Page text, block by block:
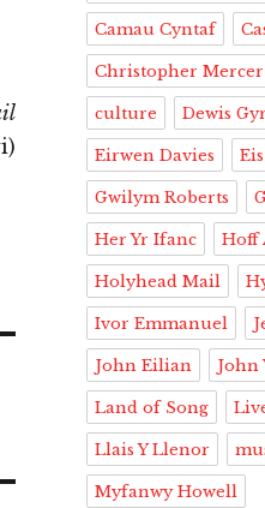
Camau Cyntaf
Christopher Mercer
culture Dewis
Eirwen Davies
Gwilym Roberts
Her Yr Ifanc Hoff
Holyhead Mail
Ivor Emmanuel
John Eilian John
Land of Song
Llais Y Llenor
Myfanwy Howell